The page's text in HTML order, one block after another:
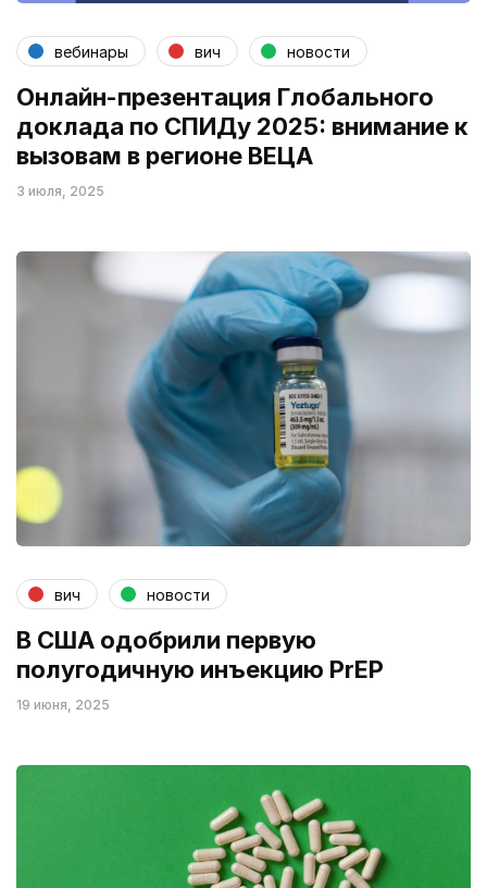
вебинары вич новости
Онлайн-презентация Глобального
доклада по СПИДу 2025: внимание к
вызовам в регионе ВЕЦА
3 июля, 2025
вич новости
В США одобрили первую
полугодичную инъекцию PrEP
19 июня, 2025